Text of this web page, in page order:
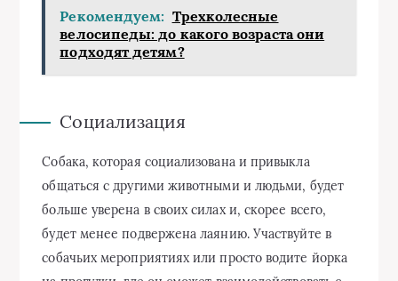
Рекомендуем: Трехколесные
велосипеды: до какого возраста они
подходят детям?
Социализация
Собака, которая социализована и привыкла
общаться с другими животными и людьми, будет
больше уверена в своих силах и, скорее всего,
будет менее подвержена лаянию. Участвуйте в
собачьих мероприятиях или просто водите йорка